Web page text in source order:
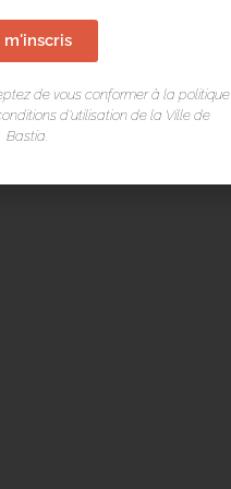
m'inscris
de vous conformer à la politique
d’utilisation de la Ville de
Bastia.